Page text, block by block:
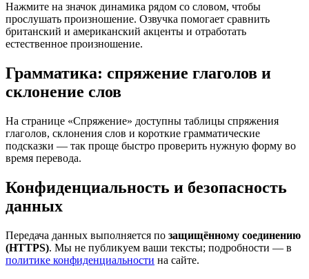
Нажмите на значок динамика рядом со словом, чтобы
прослушать произношение. Озвучка помогает сравнить
британский и американский акценты и отработать
естественное произношение.
Грамматика: спряжение глаголов и
склонение слов
На странице «Спряжение» доступны таблицы спряжения
глаголов, склонения слов и короткие грамматические
подсказки — так проще быстро проверить нужную форму во
время перевода.
Конфиденциальность и безопасность
данных
Передача данных выполняется по защищённому соединению
(HTTPS). Мы не публикуем ваши тексты; подробности — в
политике конфиденциальности на сайте.